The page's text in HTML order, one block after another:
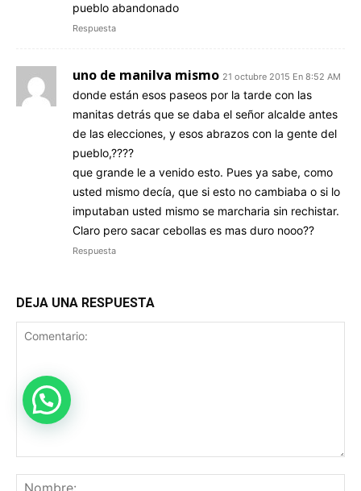
pueblo abandonado
Respuesta
uno de manilva mismo 21 octubre 2015 En 8:52 AM
donde están esos paseos por la tarde con las
manitas detrás que se daba el señor alcalde antes
de las elecciones, y esos abrazos con la gente del
pueblo,????
que grande le a venido esto. Pues ya sabe, como
usted mismo decía, que si esto no cambiaba o si lo
imputaban usted mismo se marcharia sin rechistar.
Claro pero sacar cebollas es mas duro nooo??
Respuesta
DEJA UNA RESPUESTA